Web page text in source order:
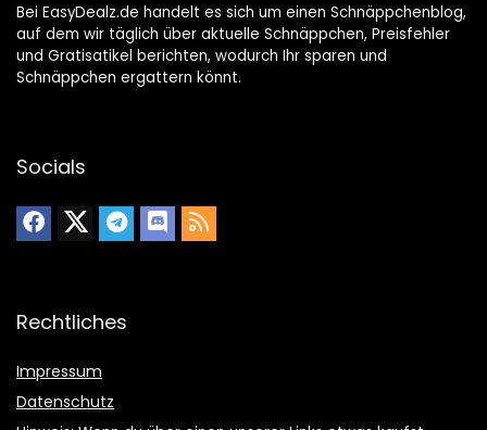
Bei EasyDealz.de handelt es sich um einen Schnäppchenblog,
auf dem wir täglich über aktuelle Schnäppchen, Preisfehler
und Gratisatikel berichten, wodurch Ihr sparen und
Schnäppchen ergattern könnt.
Socials
Rechtliches
Impressum
Datenschutz